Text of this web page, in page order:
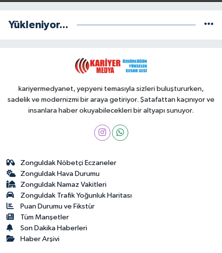
Yükleniyor...
kariyermedyanet, yepyeni temasıyla sizleri buluştururken,
sadelik ve modernizmi bir araya getiriyor. Şatafattan kaçınıyor ve
insanlara haber okuyabilecekleri bir altyapı sunuyor.
Zonguldak Nöbetçi Eczaneler
Zonguldak Hava Durumu
Zonguldak Namaz Vakitleri
Zonguldak Trafik Yoğunluk Haritası
Puan Durumu ve Fikstür
Tüm Manşetler
Son Dakika Haberleri
Haber Arşivi